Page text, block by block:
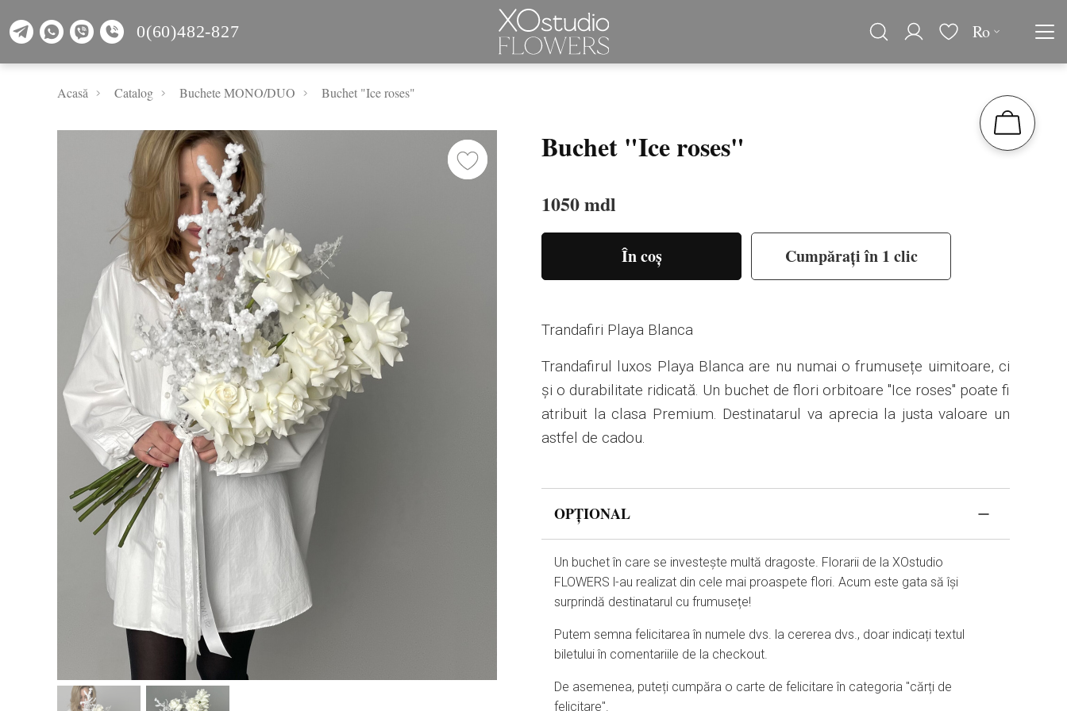
0(60)482-827 Ro
Acasă Catalog Buchete MONO/DUO Buchet "Ice roses"
Buchet "Ice roses"
1050 mdl
În coș Cumpărați în 1 clic
Trandafiri Playa Blanca
Trandafirul luxos Playa Blanca are nu numai o frumusețe uimitoare, ci
și o durabilitate ridicată. Un buchet de flori orbitoare "Ice roses" poate fi
atribuit la clasa Premium. Destinatarul va aprecia la justa valoare un
astfel de cadou.
OPȚIONAL
Un buchet în care se investește multă dragoste. Florarii de la XOstudio
FLOWERS l-au realizat din cele mai proaspete flori. Acum este gata să își
surprindă destinatarul cu frumusețe!
Putem semna felicitarea în numele dvs. la cererea dvs., doar indicați textul
biletului în comentariile de la checkout.
De asemenea, puteți cumpăra o carte de felicitare în categoria "cărți de
felicitare".